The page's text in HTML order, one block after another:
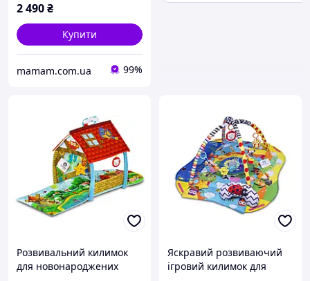
2 490₴
Купити
mamam.com.ua 99%
Розвивальний килимок
для новонароджених
Яскравий розвиваючий
ігровий килимок для